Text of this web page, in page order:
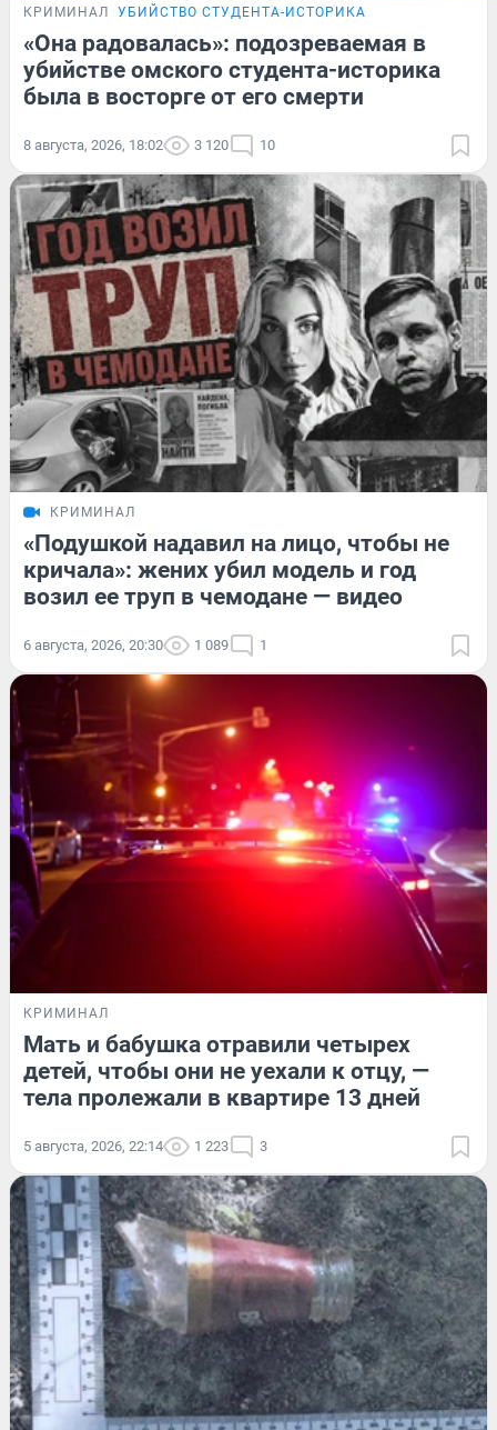
КРИМИНАЛ УБИЙСТВО СТУДЕНТА-ИСТОРИКА
«Она радовалась»: подозреваемая в
убийстве омского студента-историка
была в восторге от его смерти
8 августа, 2026, 18:02 3 120 10
КРИМИНАЛ
«Подушкой надавил на лицо, чтобы не
кричала»: жених убил модель и год
возил ее труп в чемодане — видео
6 августа, 2026, 20:30 1 089 1
КРИМИНАЛ
Мать и бабушка отравили четырех
детей, чтобы они не уехали к отцу, —
тела пролежали в квартире 13 дней
5 августа, 2026, 22:14 1 223 3